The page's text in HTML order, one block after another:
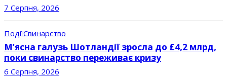
7 Серпня, 2026
ПодіїСвинарство
М’ясна галузь Шотландії зросла до £4,2 млрд,
поки свинарство переживає кризу
6 Серпня, 2026